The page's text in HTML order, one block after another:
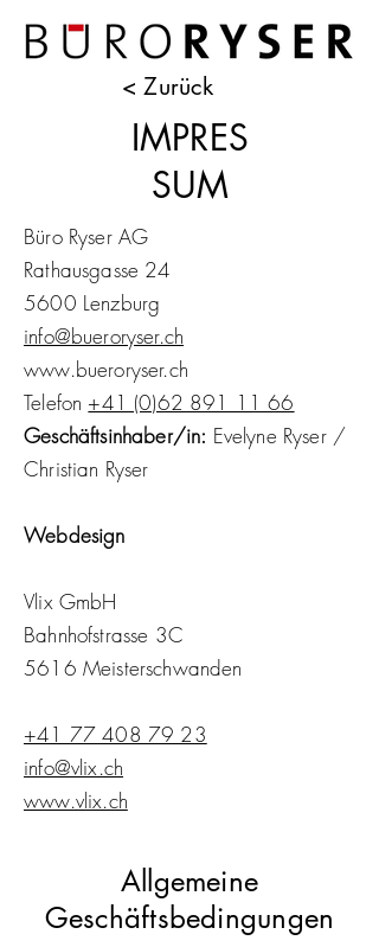
< Zurück
IMPRES
SUM
Büro Ryser AG
Rathausgasse 24
5600 Lenzburg
info@bueroryser.ch
www.bueroryser.ch
Telefon +41 (0)62 891 11 66
Geschäftsinhaber/in: Evelyne Ryser /
Christian Ryser
Webdesign
Vlix GmbH
Bahnhofstrasse 3C
5616 Meisterschwanden
+41 77 408 79 23
info@vlix.ch
www.vlix.ch
Allgemeine
Geschäftsbedingungen